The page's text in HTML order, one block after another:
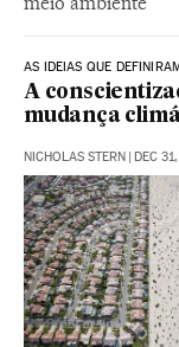
AS IDEIAS QUE
A
mudança
NICHOLAS STERN DEC